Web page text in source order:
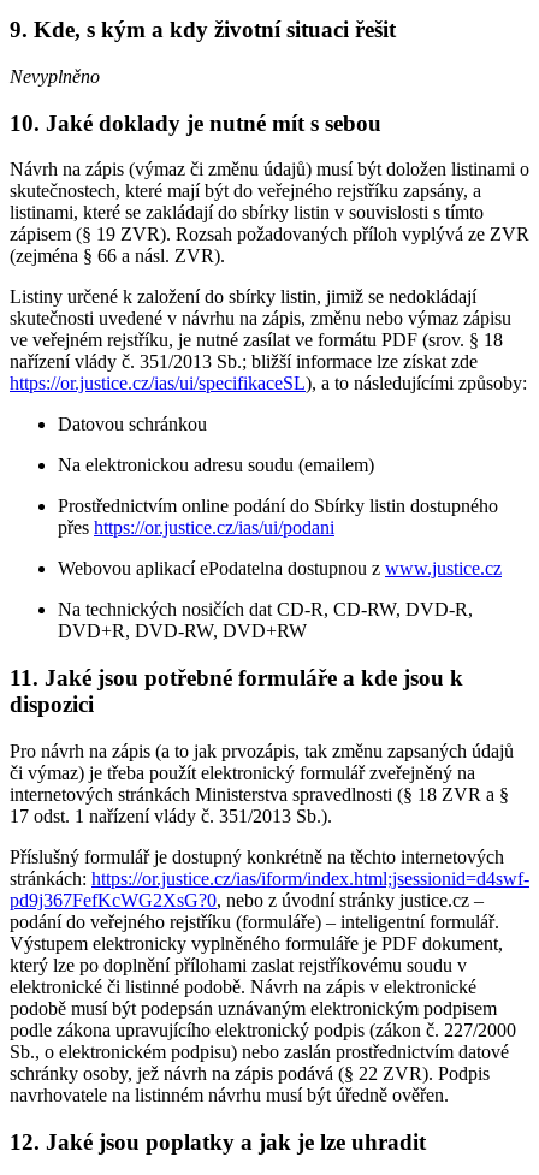
9. Kde, s kým a kdy životní situaci řešit
Nevyplněno
10. Jaké doklady je nutné mít s sebou
Návrh na zápis (výmaz či změnu údajů) musí být doložen listinami o
skutečnostech, které mají být do veřejného rejstříku zapsány, a
listinami, které se zakládají do sbírky listin v souvislosti s tímto
zápisem (§ 19 ZVR). Rozsah požadovaných příloh vyplývá ze ZVR
(zejména § 66 a násl. ZVR).
Listiny určené k založení do sbírky listin, jimiž se nedokládají
skutečnosti uvedené v návrhu na zápis, změnu nebo výmaz zápisu
ve veřejném rejstříku, je nutné zasílat ve formátu PDF (srov. § 18
nařízení vlády č. 351/2013 Sb.; bližší informace lze získat zde
https://or.justice.cz/ias/ui/specifikaceSL), a to následujícími způsoby:
Datovou schránkou
Na elektronickou adresu soudu (emailem)
Prostřednictvím online podání do Sbírky listin dostupného
přes https://or.justice.cz/ias/ui/podani
Webovou aplikací ePodatelna dostupnou z www.justice.cz
Na technických nosičích dat CD-R, CD-RW, DVD-R,
DVD+R, DVD-RW, DVD+RW
11. Jaké jsou potřebné formuláře a kde jsou k
dispozici
Pro návrh na zápis (a to jak prvozápis, tak změnu zapsaných údajů
či výmaz) je třeba použít elektronický formulář zveřejněný na
internetových stránkách Ministerstva spravedlnosti (§ 18 ZVR a §
17 odst. 1 nařízení vlády č. 351/2013 Sb.).
Příslušný formulář je dostupný konkrétně na těchto internetových
stránkách: https://or.justice.cz/ias/iform/index.html;jsessionid=d4swf-
pd9j367FefKcWG2XsG?0, nebo z úvodní stránky justice.cz –
podání do veřejného rejstříku (formuláře) – inteligentní formulář.
Výstupem elektronicky vyplněného formuláře je PDF dokument,
který lze po doplnění přílohami zaslat rejstříkovému soudu v
elektronické či listinné podobě. Návrh na zápis v elektronické
podobě musí být podepsán uznávaným elektronickým podpisem
podle zákona upravujícího elektronický podpis (zákon č. 227/2000
Sb., o elektronickém podpisu) nebo zaslán prostřednictvím datové
schránky osoby, jež návrh na zápis podává (§ 22 ZVR). Podpis
navrhovatele na listinném návrhu musí být úředně ověřen.
12. Jaké jsou poplatky a jak je lze uhradit